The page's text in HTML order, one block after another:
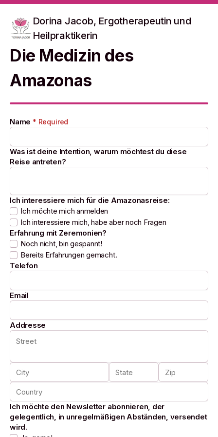
Dorina Jacob, Ergotherapeutin und
Heilpraktikerin
Die Medizin des
Amazonas
Name * Required
Was ist deine Intention, warum möchtest du diese
Reise antreten?
Ich interessiere mich für die Amazonasreise:
Ich möchte mich anmelden
Ich interessiere mich, habe aber noch Fragen
Erfahrung mit Zeremonien?
Noch nicht, bin gespannt!
Bereits Erfahrungen gemacht.
Telefon
Email
Addresse
Ich möchte den Newsletter abonnieren, der
gelegentlich, in unregelmäßigen Abständen, versendet
wird.